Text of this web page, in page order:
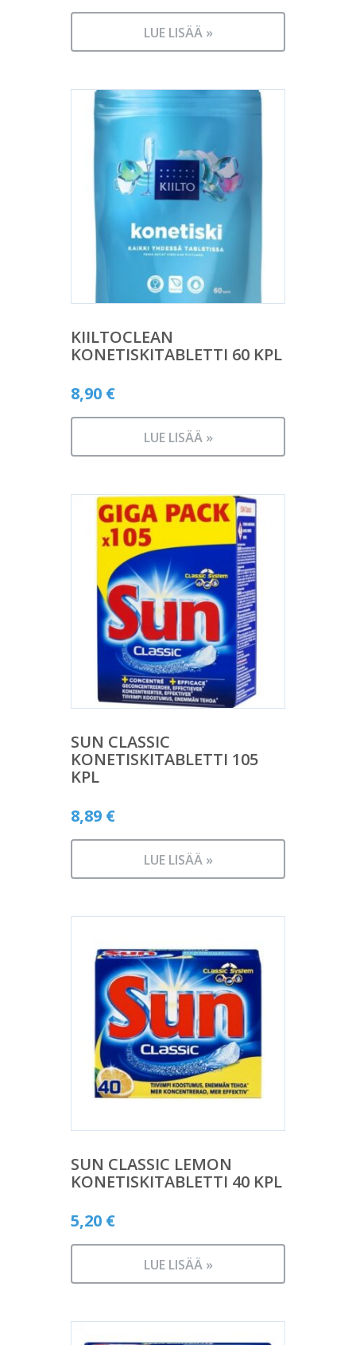
LUE LISÄÄ »
KIILTOCLEAN
KONETISKITABLETTI 60 KPL
8,90 €
LUE LISÄÄ »
SUN CLASSIC
KONETISKITABLETTI 105
KPL
8,89 €
LUE LISÄÄ »
SUN CLASSIC LEMON
KONETISKITABLETTI 40 KPL
5,20 €
LUE LISÄÄ »